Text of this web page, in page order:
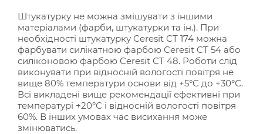
Штукатурку не можна змішувати з іншими
матеріалами (фарби, штукатурки та ін.). При
необхідності штукатурку Ceresit CT 174 можна
фарбувати силікатною фарбою Ceresit CT 54 або
силіконовою фарбою Ceresit CT 48. Роботи слід
виконувати при відносній вологості повітря не
вище 80% температури основи від +5°C до +30°С.
Всі викладені вище рекомендації ефективні при
температурі +20°С і відносній вологості повітря
60%. В інших умовах час висихання може
змінюватись.